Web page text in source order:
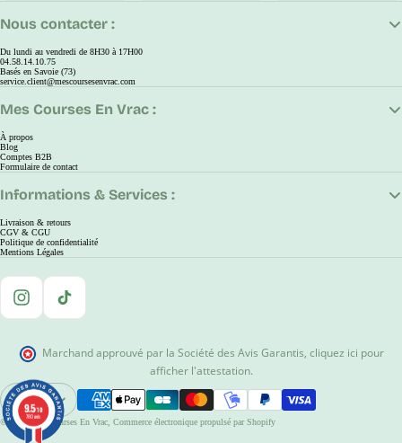
Nous contacter :
Du lundi au vendredi de 8H30 à 17H00
04.58.14.10.75
Basés en Savoie (73)
service.client@mescoursesenvrac.com
Mes Courses En Vrac :
À propos
Blog
Comptes B2B
Formulaire de contact
Informations & Services :
Livraison & retours
CGV & CGU
Politique de confidentialité
Mentions Légales
Instagram
TikTok
Marchand approuvé par la Société des Avis Garantis, cliquez ici pour
afficher l'attestation.
Ouvrir Le Sélecteur De Région Et De Langue
EUR
© 2026Mes Courses En Vrac Commerce électronique propulsé par Shopify
9.5/10
780 avis
9.5/10
780 avis